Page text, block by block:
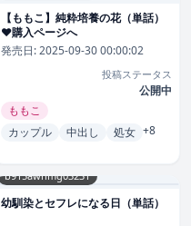
【ももこ】純粋培養の花（単話）
❤購入ページへ
発売日:2025-09-30 00:00:02
投稿ステータス
公開中
ももこ
カップル
中出し 処女 +8
b915awnmg03231
幼馴染とセフレになる日（単話）